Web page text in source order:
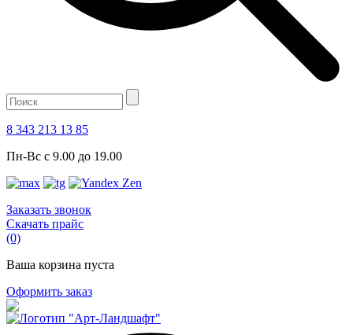
8 343 213 13 85
Пн-Вс с 9.00 до 19.00
Заказать звонок
Скачать прайс
(0)
Ваша корзина пуста
Оформить заказ